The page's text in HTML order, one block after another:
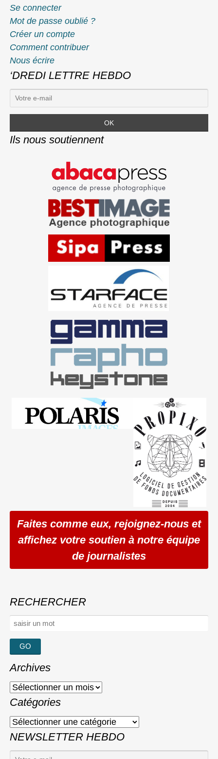
Se connecter
Mot de passe oublié ?
Créer un compte
Comment contribuer
Nous écrire
‘DREDI LETTRE HEBDO
Ils nous soutiennent
Faites comme eux, rejoignez-nous et
affichez votre soutien à notre équipe
de journalistes
RECHERCHER
Rechercher :
Archives
Archives
Catégories
Catégories
NEWSLETTER HEBDO